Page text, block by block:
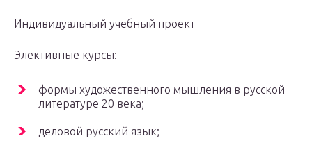
Индивидуальный учебный проект
Элективные курсы:
формы художественного мышления в русской
литературе 20 века;
деловой русский язык;